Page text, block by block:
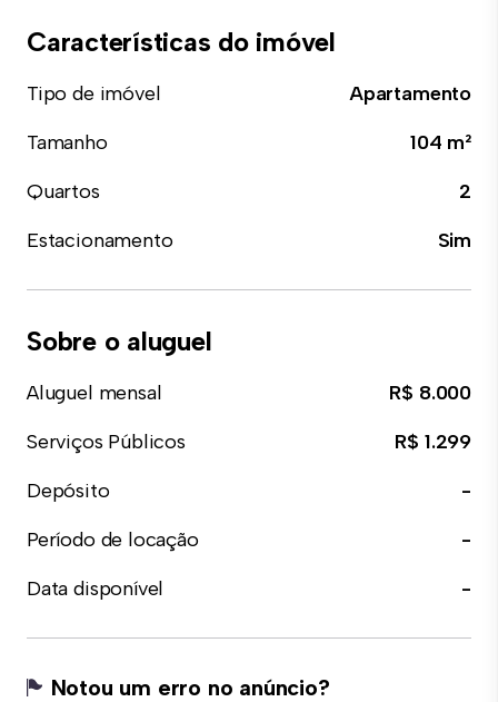
Características do imóvel
Tipo de imóvel
Apartamento
Tamanho
104 m²
Quartos
2
Estacionamento
Sim
Sobre o aluguel
Aluguel mensal
R$ 8.000
Serviços Públicos
R$ 1.299
Depósito
-
Período de locação
-
Data disponível
-
Notou um erro no anúncio?